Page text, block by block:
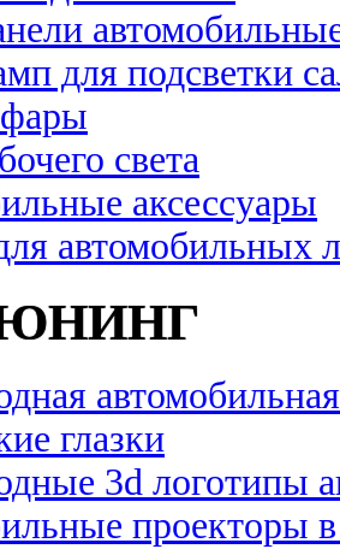
для подсветки
света
аксессуары
автомобильных
глазки
3d логотипы
проекторы